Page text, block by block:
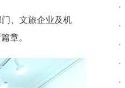
、文旅企业及机
章。